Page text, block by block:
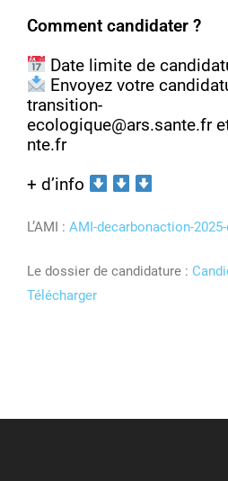
Comment candidater ?
Date limite de
Envoyez votre
transition-
ecologique@ars.sante.fr
nte.fr
+ d’info
L’AMI : AMI-decarbonaction-
Le dossier de candidature :
Télécharger